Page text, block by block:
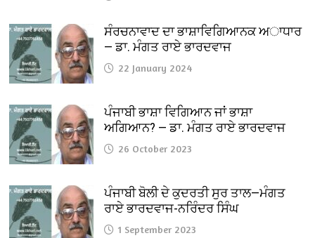
ਸੰਰਚਨਾਵਾਦ ਦਾ ਭਾਸ਼ਾਵਿਗਿਆਨਕ ਅਾਧਾਰ
— ਡਾ. ਮੰਗਤ ਰਾਏ ਭਾਰਦਵਾਜ
22 January 2024
ਪੰਜਾਬੀ ਭਾਸ਼ਾ ਵਿਗਿਆਨ ਜਾਂ ਭਾਸ਼ਾ
ਅਗਿਆਨ? — ਡਾ. ਮੰਗਤ ਰਾਏ ਭਾਰਦਵਾਜ
26 October 2023
ਪੰਜਾਬੀ ਬੋਲੀ ਦੇ ਕੁਦਰਤੀ ਸੁਰ ਤਾਲ—ਮੰਗਤ
ਰਾਏ ਭਾਰਦਵਾਜ-ਨਰਿੰਦਰ ਸਿੰਘ
1 September 2023